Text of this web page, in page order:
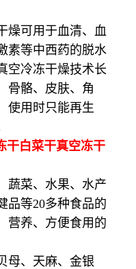
可用于血清、血
素等中西药的脱水
空冷冻干燥技术长
骨骼、皮肤、角
使用时只能再生
干白菜干真空冻干
菜、水果、水产
品等20多种食品的
营养、方便食用的
、天麻、金银